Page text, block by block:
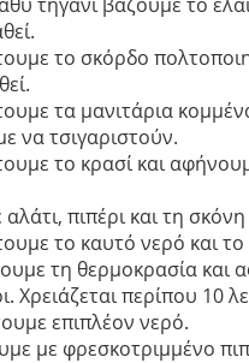
το σκόρδο
τα μανιτάρια
να τσιγαριστούν.
το κρασί και
πιπέρι και τη
το καυτό νερό και το
τη θερμοκρασία και
Χρειάζεται περίπου 10
επιπλέον νερό.
με φρεσκοτριμμένο